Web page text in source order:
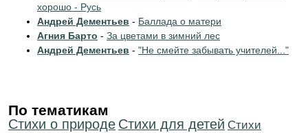
хорошо - Русь
Андрей Дементьев - Баллада о матери
Агния Барто - За цветами в зимний лес
Андрей Дементьев - "Не смейте забывать учителей..."
По тематикам
Стихи о природе Стихи для детей Cтихи